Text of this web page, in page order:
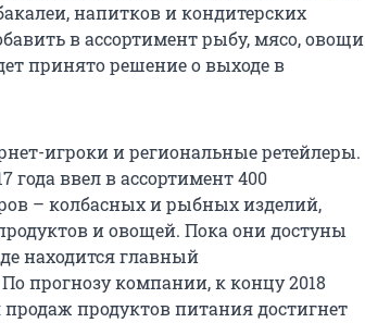
напитков и кондитерских
в ассортимент рыбу, мясо, овощи
принято решение о выходе в
игроки и региональные ретейлеры.
года ввел в ассортимент 400
– колбасных и рыбных изделий,
и овощей. Пока они достуны
находится главный
прогнозу компании, к концу 2018
продаж продуктов питания достигнет